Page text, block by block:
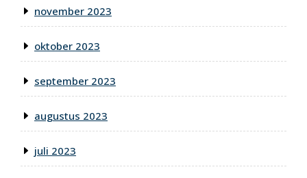
november 2023
oktober 2023
september 2023
augustus 2023
juli 2023